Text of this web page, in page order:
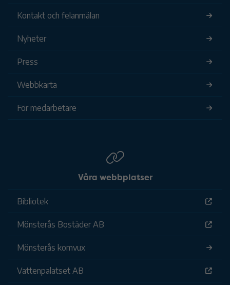
Kontakt och felanmälan
Nyheter
Press
Webbkarta
För medarbetare
Våra webbplatser
Bibliotek
Mönsterås Bostäder AB
Mönsterås komvux
Vattenpalatset AB